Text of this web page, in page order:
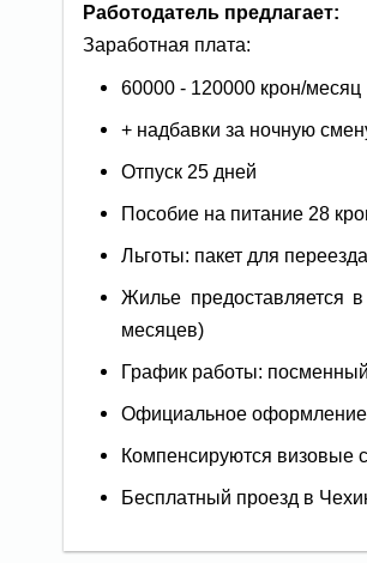
Работодатель предлагает:
Заработная плата:
60000 - 120000 крон/месяц
+ надбавки за ночную
Отпуск 25 дней
Пособие на питание 28
Льготы: пакет для
Жилье предоставляется
месяцев)
График работы:
Официальное оформление
Компенсируются визовые
Бесплатный проезд в